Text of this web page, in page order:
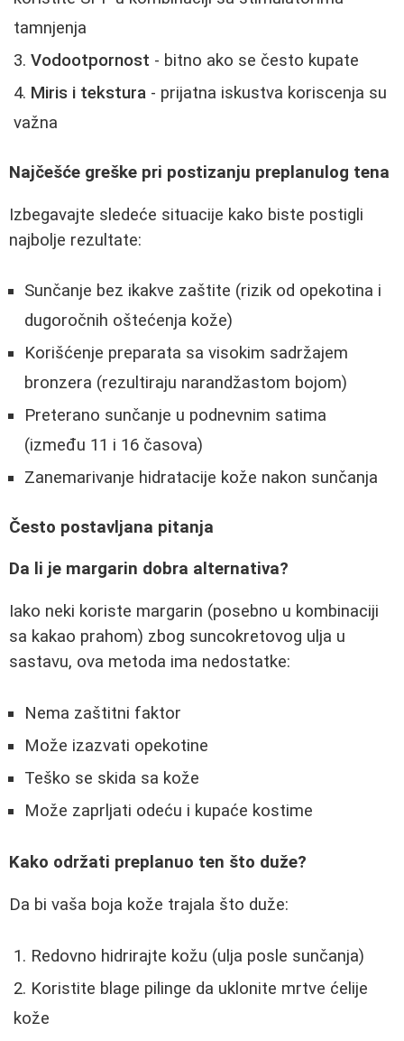
tamnjenja
Vodootpornost - bitno ako se često kupate
Miris i tekstura - prijatna iskustva koriscenja su
važna
Najčešće greške pri postizanju preplanulog tena
Izbegavajte sledeće situacije kako biste postigli
najbolje rezultate:
Sunčanje bez ikakve zaštite (rizik od opekotina i
dugoročnih oštećenja kože)
Korišćenje preparata sa visokim sadržajem
bronzera (rezultiraju narandžastom bojom)
Preterano sunčanje u podnevnim satima
(između 11 i 16 časova)
Zanemarivanje hidratacije kože nakon sunčanja
Često postavljana pitanja
Da li je margarin dobra alternativa?
Iako neki koriste margarin (posebno u kombinaciji
sa kakao prahom) zbog suncokretovog ulja u
sastavu, ova metoda ima nedostatke:
Nema zaštitni faktor
Može izazvati opekotine
Teško se skida sa kože
Može zaprljati odeću i kupaće kostime
Kako održati preplanuo ten što duže?
Da bi vaša boja kože trajala što duže:
Redovno hidrirajte kožu (ulja posle sunčanja)
Koristite blage pilinge da uklonite mrtve ćelije
kože